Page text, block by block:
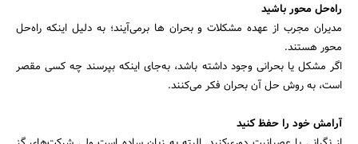
راه‌حل محور باشید
مدیران مجرب از عهده مشکلات و بحران‌ ها برمی‌آیند؛ به دلیل اینکه راه‌حل
محور هستند.
اگر مشکل یا بحرانی وجود داشته باشد، به‌جای اینکه بپرسند چه کسی مقصر
است، به روش حل آن بحران فکر می‌کنند.
آرامش خود را حفظ کنید